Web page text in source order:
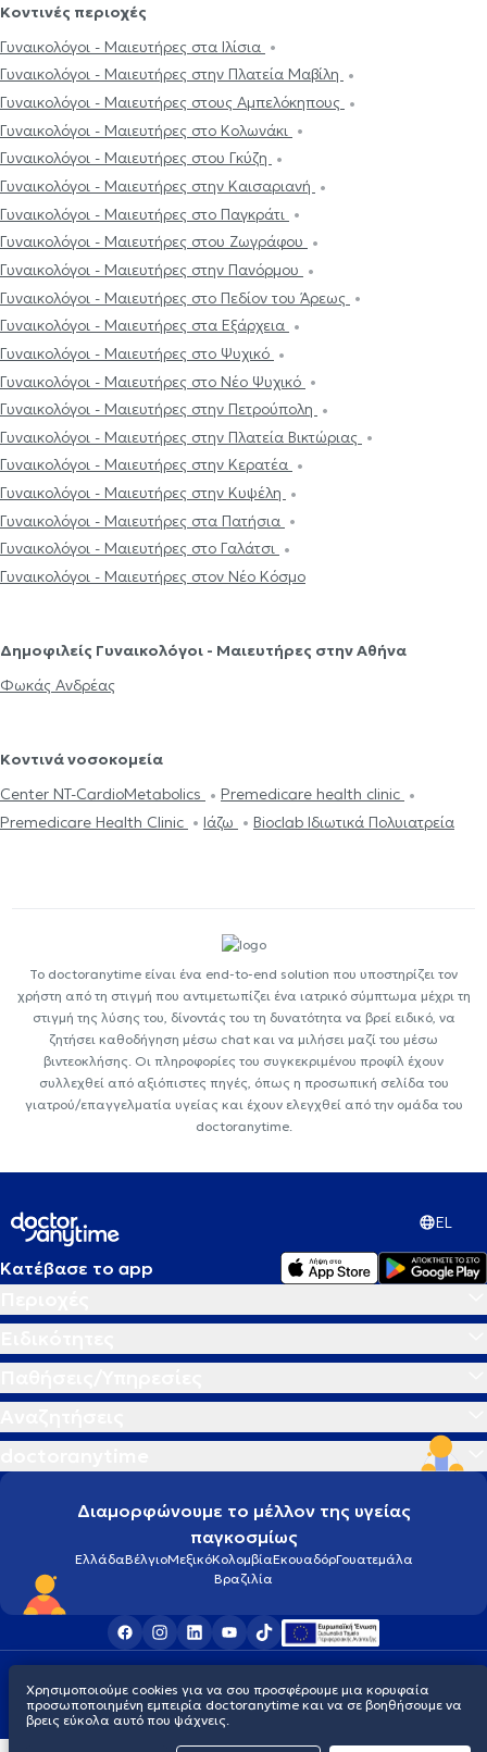
Κοντινές περιοχές
Γυναικολόγοι - Μαιευτήρες στα Ιλίσια
Γυναικολόγοι - Μαιευτήρες στην Πλατεία Μαβίλη
Γυναικολόγοι - Μαιευτήρες στους Αμπελόκηπους
Γυναικολόγοι - Μαιευτήρες στο Κολωνάκι
Γυναικολόγοι - Μαιευτήρες στου Γκύζη
Γυναικολόγοι - Μαιευτήρες στην Καισαριανή
Γυναικολόγοι - Μαιευτήρες στο Παγκράτι
Γυναικολόγοι - Μαιευτήρες στου Ζωγράφου
Γυναικολόγοι - Μαιευτήρες στην Πανόρμου
Γυναικολόγοι - Μαιευτήρες στο Πεδίον του Άρεως
Γυναικολόγοι - Μαιευτήρες στα Εξάρχεια
Γυναικολόγοι - Μαιευτήρες στο Ψυχικό
Γυναικολόγοι - Μαιευτήρες στο Νέο Ψυχικό
Γυναικολόγοι - Μαιευτήρες στην Πετρούπολη
Γυναικολόγοι - Μαιευτήρες στην Πλατεία Βικτώριας
Γυναικολόγοι - Μαιευτήρες στην Κερατέα
Γυναικολόγοι - Μαιευτήρες στην Κυψέλη
Γυναικολόγοι - Μαιευτήρες στα Πατήσια
Γυναικολόγοι - Μαιευτήρες στο Γαλάτσι
Γυναικολόγοι - Μαιευτήρες στον Νέο Κόσμο
Δημοφιλείς Γυναικολόγοι - Μαιευτήρες στην Αθήνα
Φωκάς Ανδρέας
Κοντινά νοσοκομεία
Center NT-CardioMetabolics
Premedicare health clinic
Premedicare Health Clinic
Ιάζω Bioclab Ιδιωτικά Πολυιατρεία
Το doctoranytime είναι ένα end-to-end solution που υποστηρίζει τον
χρήστη από τη στιγμή που αντιμετωπίζει ένα ιατρικό σύμπτωμα μέχρι τη
στιγμή της λύσης του, δίνοντάς του τη δυνατότητα να βρεί ειδικό, να
ζητήσει καθοδήγηση μέσω chat και να μιλήσει μαζί του μέσω
βιντεοκλήσης. Οι πληροφορίες του συγκεκριμένου προφίλ έχουν
συλλεχθεί από αξιόπιστες πηγές, όπως η προσωπική σελίδα του
γιατρού/επαγγελματία υγείας και έχουν ελεγχθεί από την ομάδα του
doctoranytime.
EL
Κατέβασε το app
Διαμορφώνουμε το μέλλον της υγείας
παγκοσμίως
ΕλλάδαΒέλγιοΜεξικόΚολομβίαΕκουαδόρΓουατεμάλα
Βραζιλία
© 2026 doctoranytime
Χρησιμοποιούμε cookies για να σου προσφέρουμε μια κορυφαία
προσωποποιημένη εμπειρία doctoranytime και να σε βοηθήσουμε να
βρεις εύκολα αυτό που ψάχνεις.